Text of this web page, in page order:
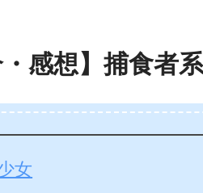
・感想】捕食者
女